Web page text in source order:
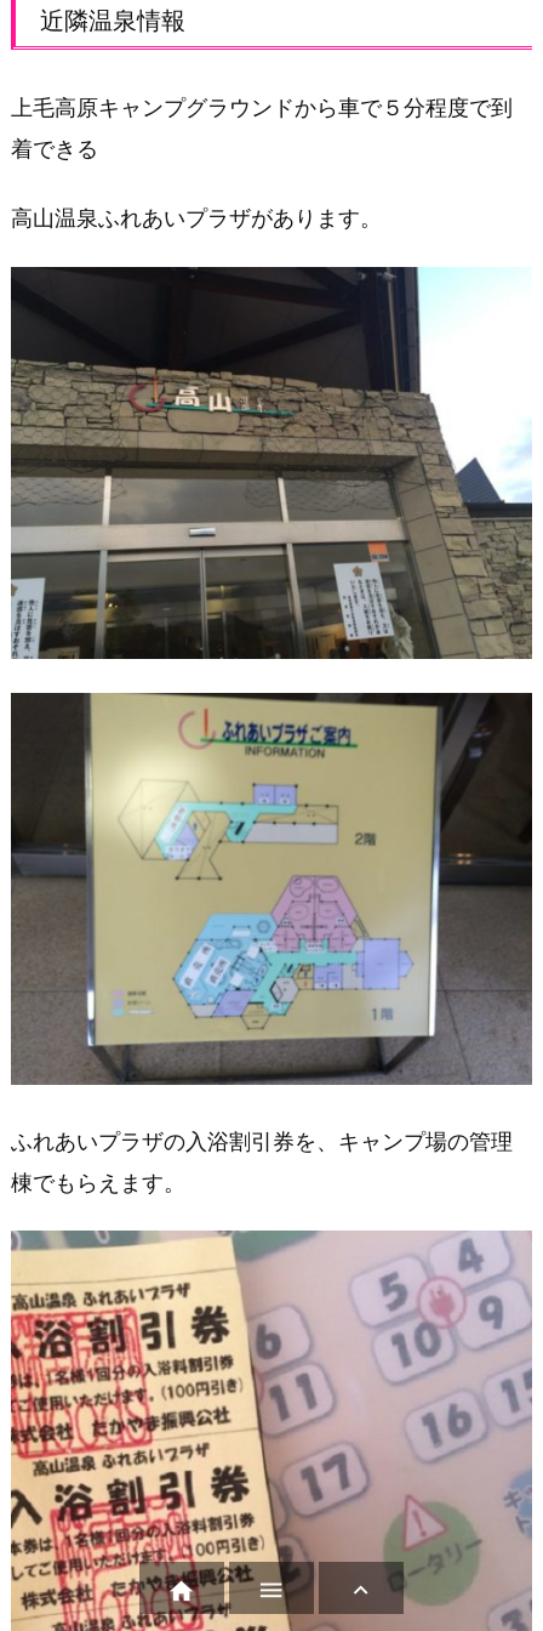
近隣温泉情報
上毛高原キャンプグラウンドから車で５分程度で到
着できる
高山温泉ふれあいプラザがあります。
ふれあいプラザの入浴割引券を、キャンプ場の管理
棟でもらえます。
  